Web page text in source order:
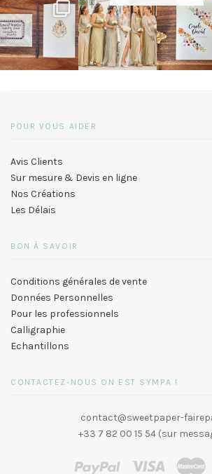
POUR VOUS AIDER
Avis Clients
Sur mesure & Devis en ligne
Nos Créations
Les Délais
BON À SAVOIR
Conditions générales de vente
Données Personnelles
Pour les professionnels
Calligraphie
Echantillons
CONTACTEZ-NOUS ON EST SYMPA !
contact@sweetpaper-
+33 7 82 00 15 54 (sur